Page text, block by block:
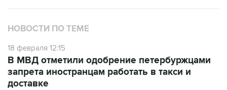
НОВОСТИ ПО ТЕМЕ
18 февраля 12:15
В МВД отметили одобрение петербуржцами
запрета иностранцам работать в такси и
доставке